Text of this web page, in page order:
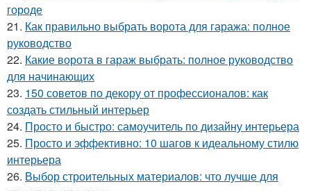
городе
21. Как правильно выбрать ворота для гаража: полное
руководство
22. Какие ворота в гараж выбрать: полное руководство
для начинающих
23. 150 советов по декору от профессионалов: как
создать стильный интерьер
24. Просто и быстро: самоучитель по дизайну интерьера
25. Просто и эффективно: 10 шагов к идеальному стилю
интерьера
26. Выбор строительных материалов: что лучше для